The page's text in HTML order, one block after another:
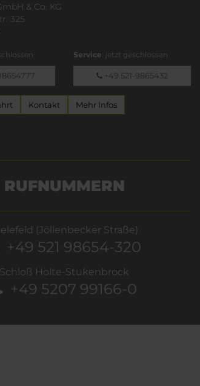
& Co. KG
325
Service: jetzt geschlossen
+49 521-9865432
Kontakt Mehr Infos
RUFNUMMERN
(Jöllenbecker Straße)
521 98654-320
Schloß Holte-Stukenbrock
+49 5207 99166-0